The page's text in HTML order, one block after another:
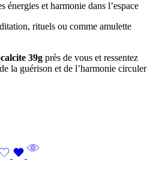
énergies et harmonie dans l’espace
rituels ou comme amulette
39g près de vous et ressentez
la guérison et de l’harmonie circuler